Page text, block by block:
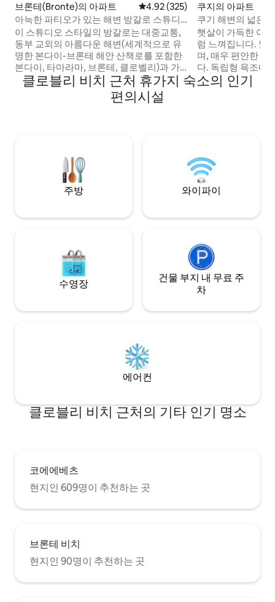
브론테(Bronte)의 아파트 평점 4.92점(5점 만점), 후기 325
4.92 (325)
아늑한 파티오가 있는 해변 방갈로 스튜디
오
이 스튜디오 스타일의 방갈로는 대중교통,
동부 교외의 아름다운 해변(세계적으로 유
명한 본다이-브론테 해안 산책로를 포함한
본다이, 타마라마, 브론테, 클로벨리)과 가
까운 브론테 중심부에 위치하고 있으며, 훌
륭한 카페, 레스토랑, 슈퍼마켓까지 도보로
2분 거리에 있습니다. 현대적인 인테리어와
컨과 선풍기가 있습니다. 저희는 같은 부지
(별도의 집)에 거주하며 게스트가 필요로 하
는 모든 것을 제공할 수 있습니다. 저희는 활
동적인 어린 소년 2명을 두고 있으므로 가끔
입할 수 있으며 거실을 공유하지 않으므로
주요 도로가 아닌 뒷골목에 위치해 있기 때
문입니다. 차선에 들어오는 유일한 차량은
저희 거리의 주민들을 위한 것입니다. 저희
는 여러분이 스스로 하는 일을 맡기지만, 필
론테는 시드니에서 가장 아름다운 교외 중
니다. 브론테 근처에는 멋진 카페, 레스토
랑, 베이커리가 많습니다. 숙소는 본다이 비
단 2분 거리에 버스 정류장이 있습니다. 현
외에서는 흔하지 않습니다! 바닥 난방 냉방
시설 브론테 & 클로벨리 해변과 환상적인
쿠지의 아파트
쿠기 해변의 넓은
햇살이 가득한 이
럼 느껴집니다. 넓
며, 매우 편안한 침
다. 독립형 욕조에
니에서 모닝 커피
빠르고 안정적인
니다. CBD까지 버
클로블리 비치 근처 휴가지 숙소의 인기
편의시설
주방 와이파이
수영장
건물 부지 내 무료 주
차
에어컨
클로블리 비치 근처의 기타 인기 명소
코에에베츠
현지인 609명이 추천하는 곳
브론테 비치
현지인 90명이 추천하는 곳